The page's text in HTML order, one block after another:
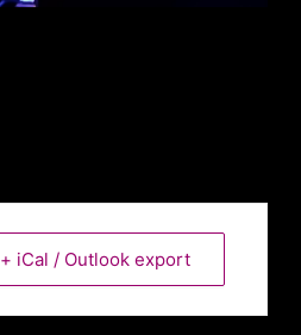
+ iCal / Outlook export